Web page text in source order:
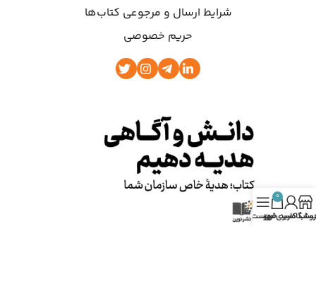
شرایط ارسال و مرجوعی کتاب‌ها
حریم خصوصی
کاربری من
0
سبد خریدفهرست